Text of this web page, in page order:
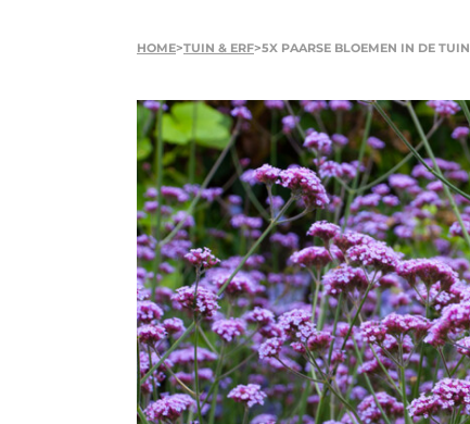
HOME>TUIN & ERF>5X PAARSE BLOEMEN IN DE TUIN